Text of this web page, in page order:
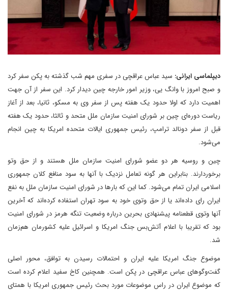
دیپلماسی ایرانی: سید عباس عراقچی در سفری مهم شب گذشته به پکن سفر کرد
و صبح امروز با وانگ یی، وزیر امور خارجه چین دیدار کرد. این سفر از آن جهت
اهمیت دارد که اولا حدود یک هفته پس از سفر وی به مسکو، ثانیا، بعد از آغاز
ریاست دوره‌ای چین بر شورای امنیت سازمان ملل متحد و ثالثا، حدود یک هفته
قبل از سفر دونالد ترامپ، رئیس جمهوری ایالات متحده امریکا به چین انجام
می‌شود.
چین و روسیه هر دو عضو شورای امنیت سازمان ملل هستند و از حق وتو
برخوردارند. بنابراین هر گونه تعامل نزدیک با آنها به سود منافع کلان جمهوری
اسلامی ایران تمام می‌شود. کما این که بارها در شورای امنیت سازمان ملل به نفع
ایران رای داده‌اند یا از حق وتوی خود به سود تهران استفاده کرده‌اند که آخرین
آنها وتوی قطعنامه پیشنهادی بحرین درباره وضعیت تنگه هرمز در شورای امنیت
بود که تقریبا با اعلام آتش‌بس جنگ امریکا و اسرائیل علیه کشورمان هم‌زمان
شد.
موضوع جنگ امریکا علیه ایران و احتمالات رسیدن به توافق، محور اصلی
گفت‌وگوهای عباس عراقچی در پکن است. همچنین کاخ سفید اعلام کرده است
که موضوع ایران در راس موضوعات مورد بحث رئیس جمهوری امریکا با همتای